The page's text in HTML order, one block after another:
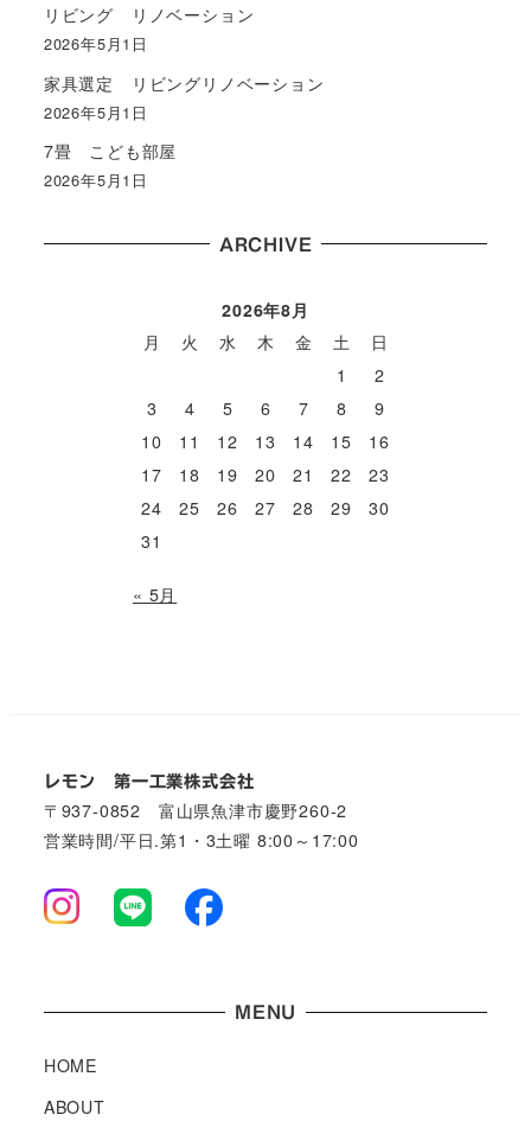
リビング リノベーション
2026年5月1日
家具選定 リビングリノベーション
2026年5月1日
7畳 こども部屋
2026年5月1日
ARCHIVE
2026年8月
月
火 水 木 金 土
日
1
2
3
4 5 6 7 8
9
10
11 12 13 14 15
16
17
18 19 20 21 22
23
24
25 26 27 28 29
30
31
« 5月
レモン 第一工業株式会社
〒937-0852 富山県魚津市慶野260-2
営業時間/平日.第1・3土曜 8:00～17:00
MENU
HOME
ABOUT